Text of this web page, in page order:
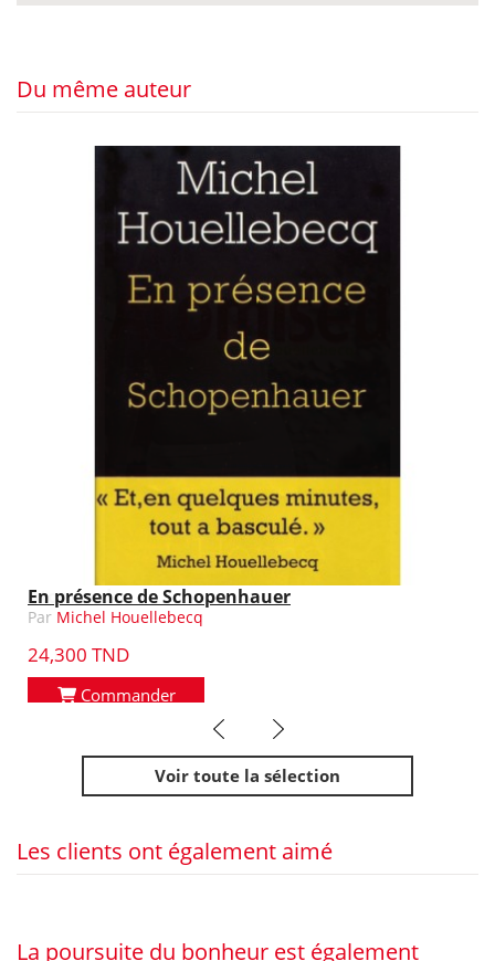
Du même auteur
En présence de Schopenhauer
Par Michel Houellebecq
24,300 TND
Commander
prev next
Voir toute la sélection
Les clients ont également aimé
La poursuite du bonheur est également